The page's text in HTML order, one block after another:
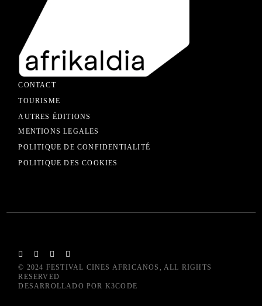
CONTACT
TOURISME
AUTRES ÉDITIONS
MENTIONS LEGALES
POLITIQUE DE CONFIDENTIALITÉ
POLITIQUE DES COOKIES
© 2024 FESTIVAL CINES AFRICANOS , ALL RIGHTS
RESERVED
DESARROLLADO POR K3CODE